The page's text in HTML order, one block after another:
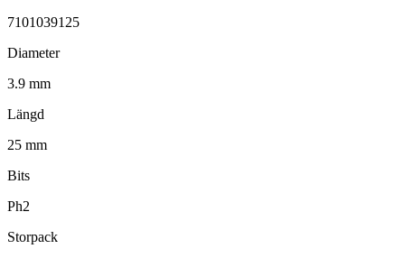
7101039125
Diameter
3.9 mm
Längd
25 mm
Bits
Ph2
Storpack